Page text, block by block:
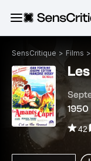
SensCritique > Films >
1950
42